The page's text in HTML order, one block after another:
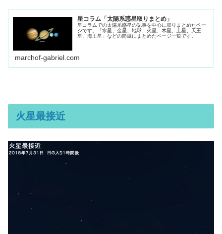
星コラム「太陽系惑星取りまとめ」
星コラムでの太陽系惑星の記事を中心に取りまとめたペー
ジです。「水星、金星、地球、火星、木星、土星、天王
星、海王星」などの簡単にまとめたページ一覧です。
marchof-gabriel.com
火星最接近